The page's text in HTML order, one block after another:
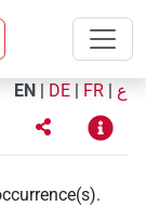
EN | DE | FR | ع
.